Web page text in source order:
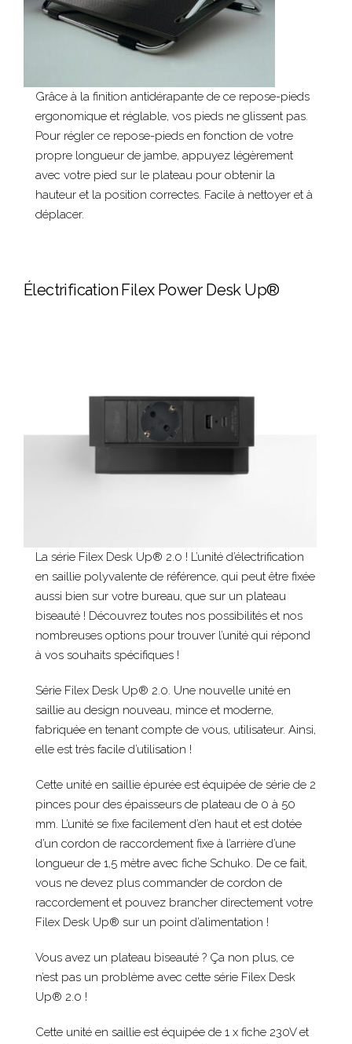
Grâce à la finition antidérapante de ce repose-pieds
ergonomique et réglable, vos pieds ne glissent pas.
Pour régler ce repose-pieds en fonction de votre
propre longueur de jambe, appuyez légèrement
avec votre pied sur le plateau pour obtenir la
hauteur et la position correctes. Facile à nettoyer et à
déplacer.
Électrification Filex Power Desk Up®
La série Filex Desk Up® 2.0 ! L’unité d’électrification
en saillie polyvalente de référence, qui peut être fixée
aussi bien sur votre bureau, que sur un plateau
biseauté ! Découvrez toutes nos possibilités et nos
nombreuses options pour trouver l’unité qui répond
à vos souhaits spécifiques !
Série Filex Desk Up® 2.0. Une nouvelle unité en
saillie au design nouveau, mince et moderne,
fabriquée en tenant compte de vous, utilisateur. Ainsi,
elle est très facile d’utilisation !
Cette unité en saillie épurée est équipée de série de 2
pinces pour des épaisseurs de plateau de 0 à 50
mm. L’unité se fixe facilement d’en haut et est dotée
d’un cordon de raccordement fixe à l’arrière d’une
longueur de 1,5 mètre avec fiche Schuko. De ce fait,
vous ne devez plus commander de cordon de
raccordement et pouvez brancher directement votre
Filex Desk Up® sur un point d’alimentation !
Vous avez un plateau biseauté ? Ça non plus, ce
n’est pas un problème avec cette série Filex Desk
Up® 2.0 !
Cette unité en saillie est équipée de 1 x fiche 230V et